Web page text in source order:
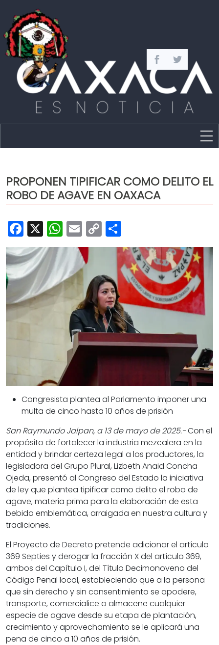
Capital
Policíaca
Cultura
Deportes
Opinión
PROPONEN TIPIFICAR COMO DELITO EL
ROBO DE AGAVE EN OAXACA
Facebook
X WhatsApp
Email
Copy
Link
Congresista plantea al Parlamento imponer una
multa de cinco hasta 10 años de prisión
San Raymundo Jalpan, a 13 de mayo de 2025.-Con el
propósito de fortalecer la industria mezcalera en la
entidad y brindar certeza legal a los productores, la
legisladora del Grupo Plural, Lizbeth Anaid Concha
Ojeda, presentó al Congreso del Estado la iniciativa
de ley que plantea tipificar como delito el robo de
agave, materia prima para la elaboración de esta
bebida emblemática, arraigada en nuestra cultura y
tradiciones.
El Proyecto de Decreto pretende adicionar el artículo
369 Septies y derogar la fracción X del artículo 369,
ambos del Capítulo I, del Título Decimonoveno del
Código Penal local, estableciendo que a la persona
que sin derecho y sin consentimiento se apodere,
transporte, comercialice o almacene cualquier
especie de agave desde su etapa de plantación,
crecimiento y aprovechamiento se le aplicará una
pena de cinco a 10 años de prisión.